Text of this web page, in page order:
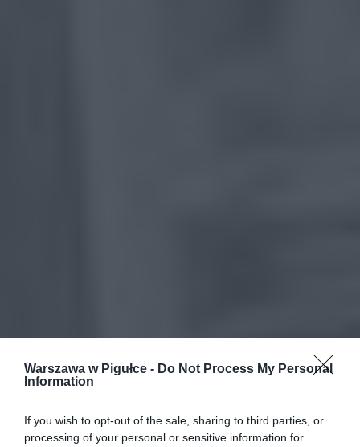
Warszawa w Pigułce - Do Not Process My Personal
Information
If you wish to opt-out of the sale, sharing to third parties, or
processing of your personal or sensitive information for